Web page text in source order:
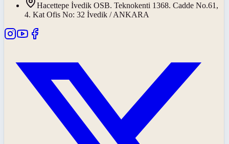
Hacettepe İvedik OSB. Teknokenti 1368. Cadde No.61,
4. Kat Ofis No: 32 İvedik / ANKARA